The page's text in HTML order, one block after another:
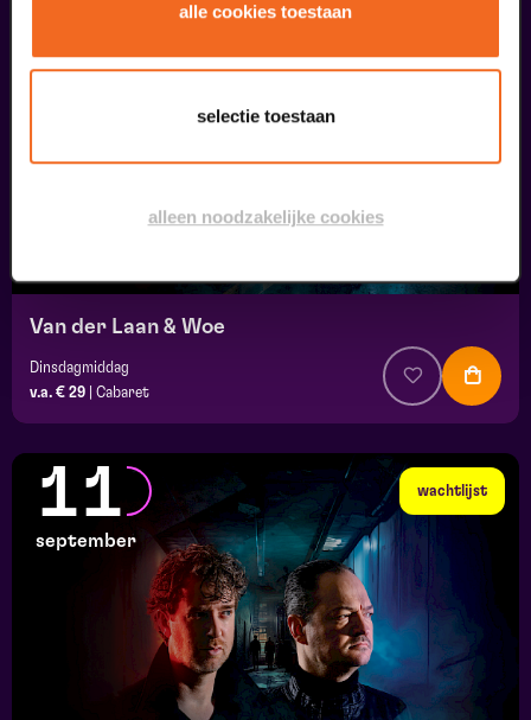
alle cookies toestaan
selectie toestaan
alleen noodzakelijke cookies
Van der Laan & Woe
Dinsdagmiddag
v.a. € 29
Cabaret
wachtlijst
11
september